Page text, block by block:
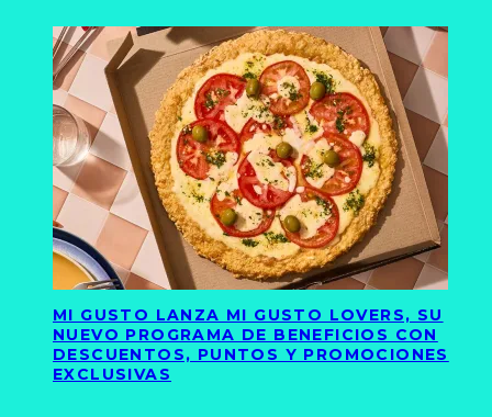
MI GUSTO LANZA MI GUSTO LOVERS, SU
NUEVO PROGRAMA DE BENEFICIOS CON
DESCUENTOS, PUNTOS Y PROMOCIONES
EXCLUSIVAS